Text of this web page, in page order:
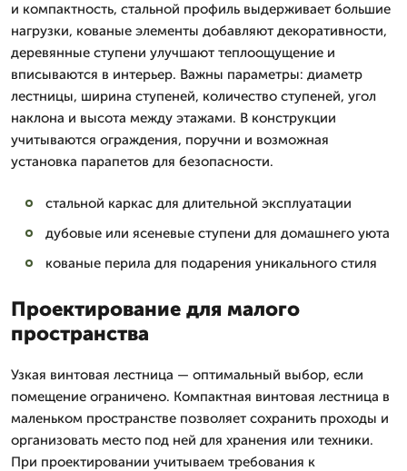
и компактность, стальной профиль выдерживает большие
нагрузки, кованые элементы добавляют декоративности,
деревянные ступени улучшают теплоощущение и
вписываются в интерьер. Важны параметры: диаметр
лестницы, ширина ступеней, количество ступеней, угол
наклона и высота между этажами. В конструкции
учитываются ограждения, поручни и возможная
установка парапетов для безопасности.
стальной каркас для длительной эксплуатации
дубовые или ясеневые ступени для домашнего уюта
кованые перила для подарения уникального стиля
Проектирование для малого
пространства
Узкая винтовая лестница — оптимальный выбор, если
помещение ограничено. Компактная винтовая лестница в
маленьком пространстве позволяет сохранить проходы и
организовать место под ней для хранения или техники.
При проектировании учитываем требования к